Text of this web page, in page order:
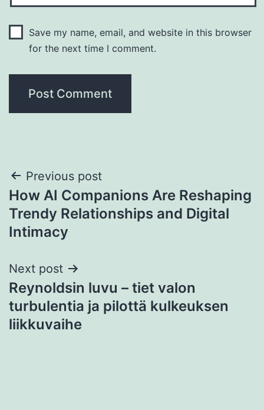
Save my name, email, and website in this browser
for the next time I comment.
Post
navigation
Previous post
How AI Companions Are Reshaping
Trendy Relationships and Digital
Intimacy
Next post
Reynoldsin luvu – tiet valon
turbulentia ja pilottä kulkeuksen
liikkuvaihe